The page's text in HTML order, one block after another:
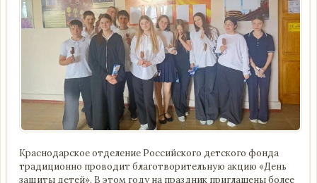
Краснодарское отделение Российского детского фонда
традиционно проводит благотворительную акцию «День
защиты детей». В этом году на праздник приглашены более